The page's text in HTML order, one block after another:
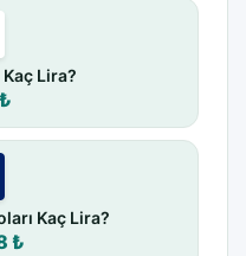
Lira?
Kaç Lira?
₺